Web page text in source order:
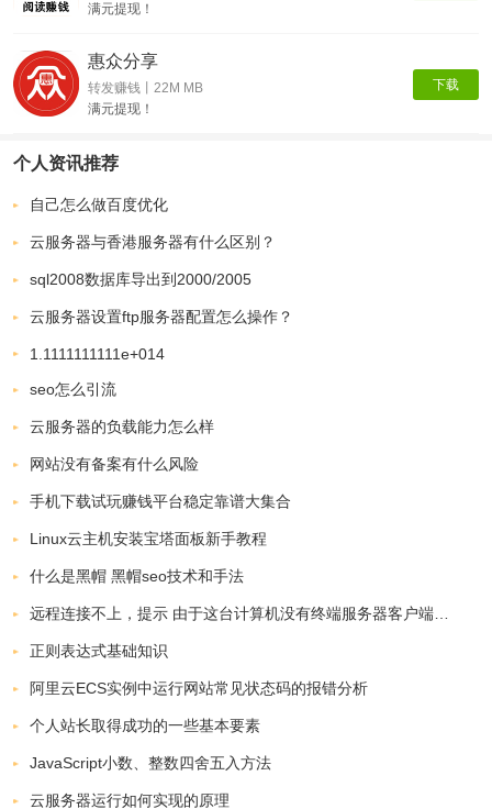
满元提现！
下载
惠众分享
转发赚钱丨22M MB
满元提现！
个人资讯推荐
自己怎么做百度优化
云服务器与香港服务器有什么区别？
sql2008数据库导出到2000/2005
云服务器设置ftp服务器配置怎么操作？
1.1111111111e+014
seo怎么引流
云服务器的负载能力怎么样
网站没有备案有什么风险
手机下载试玩赚钱平台稳定靠谱大集合
Linux云主机安装宝塔面板新手教程
什么是黑帽 黑帽seo技术和手法
正则表达式基础知识
阿里云ECS实例中运行网站常见状态码的报错分析
个人站长取得成功的一些基本要素
JavaScript小数、整数四舍五入方法
云服务器运行如何实现的原理